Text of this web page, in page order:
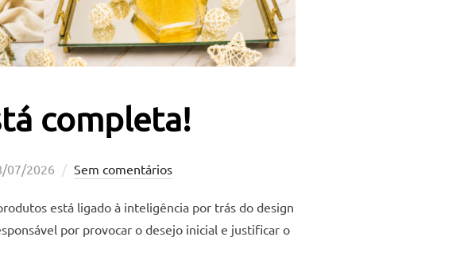
completa!
07/2026 Sem comentários
está ligado à inteligência por trás do design
por provocar o desejo inicial e justificar o